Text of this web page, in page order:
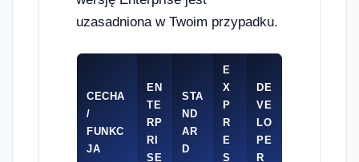
uzasadniona w Twoim przypadku.
CECHA
/
FUNKC
JA
EN
TE
RP
RI
SE
STA
ND
AR
D
E
X
P
R
E
S
DE
VE
LO
PE
R